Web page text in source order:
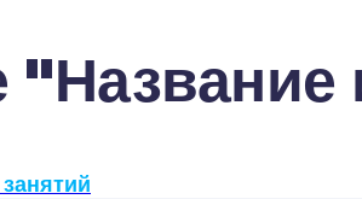
"Название